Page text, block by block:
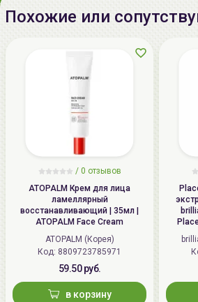
содержания натуральных
растений, использованием
общепризнанных научных
то, что продукция
собственной фабрике.
Похожие или
/ 0 отзывов
ATOPALM Крем для лица
ламеллярный
восстанавливающий | 35мл |
ATOPALM Face Cream
ATOPALM (Корея)
Код: 8809723785971
59.50 руб.
в корзину